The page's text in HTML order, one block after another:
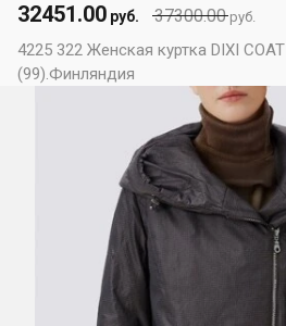
37300.00руб.
32451.00 руб.
4225 322 Женская куртка DIXI
(99).Финляндия